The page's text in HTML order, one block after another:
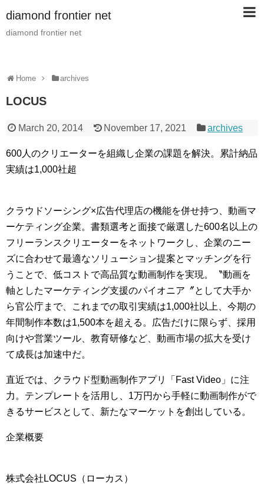
diamond frontier net
diamond frontier net
Home archives
LOCUS
March 20, 2014 November 17, 2021 archives
600人のクリエーターを組織し企業の課題を解決。累計納品
実績は1,000社超
クラウドソーシング×広告代理店の機能を併せ持つ、動画マ
ーケティング企業。書類選考と面接で厳選した600名以上の
フリーランスクリエーターをネットワークし、企業のニー
ズに合わせて最適なソリューション提案とマッチングを行
うことで、低コストで高品質な動画制作を実現。〝動画を
軸としたマーケティング支援のパイオニア〞として大手か
ら官公庁まで、これまでの取引実績は1,000社以上、今期の
年間制作本数は1,500本を超える。広告だけに限らず、採用
向けや営業ツール、教育研修など、動画市場の拡大を受け
て成長は加速中だ。
直近では、クラウド型動画制作アプリ「Fast Video」に注
力。テンプレートを活用し、1万円から手軽に動画制作がで
きるサービスとして、新たなマーケットを創出している。
企業概要
株式会社LOCUS（ローカス）